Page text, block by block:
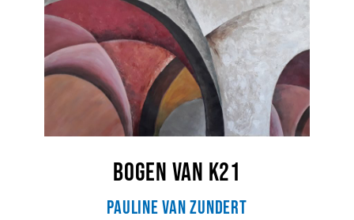
Bogen van K21
Pauline van Zundert